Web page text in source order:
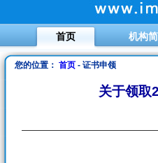
首页 机构
您的位置： 首页- 证书申领
关于领取